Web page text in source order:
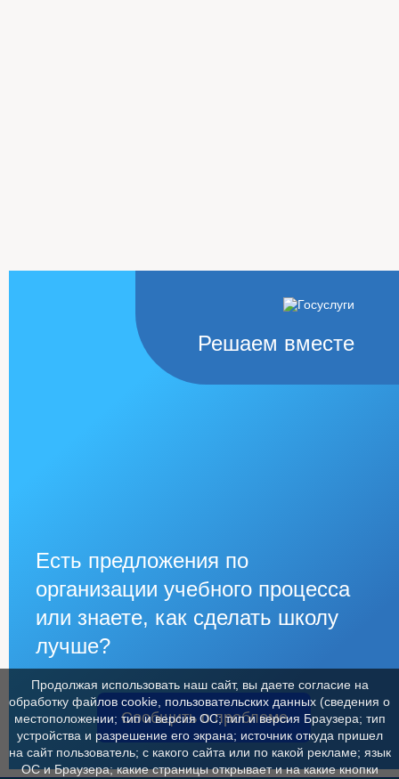
Решаем вместе
Есть предложения по
организации учебного процесса
или знаете, как сделать школу
лучше?
Сообщить о проблеме
Продолжая использовать наш сайт, вы даете согласие на
обработку файлов cookie, пользовательских данных (сведения о
местоположении; тип и версия ОС; тип и версия Браузера; тип
устройства и разрешение его экрана; источник откуда пришел
на сайт пользователь; с какого сайта или по какой рекламе; язык
ОС и Браузера; какие страницы открывает и на какие кнопки